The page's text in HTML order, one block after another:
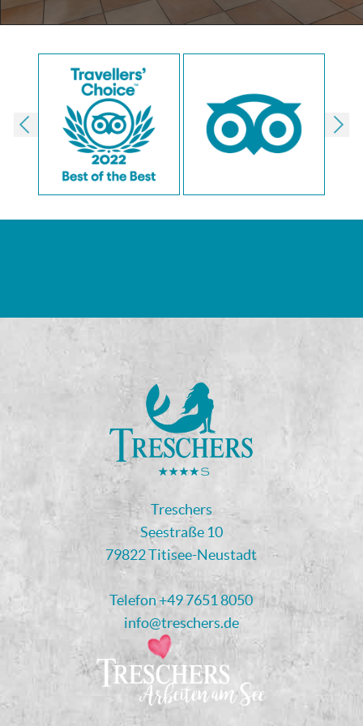
Treschers
Seestraße 10
79822 Titisee-Neustadt
Telefon+49 7651 8050
info@treschers.de